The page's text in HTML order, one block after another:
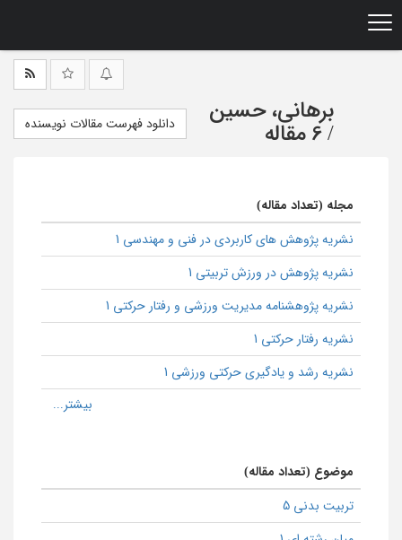
برهانی، حسین
/ 6 مقاله دانلود فهرست مقالات نویسنده
مجله (تعداد مقاله)
نشریه پژوهش های کاربردی در فنی و مهندسی 1
نشریه پژوهش در ورزش تربیتی 1
نشریه پژوهشنامه مدیریت ورزشی و رفتار حرکتی 1
نشریه رفتار حرکتی 1
نشریه رشد و یادگیری حرکتی ورزشی 1
موضوع (تعداد مقاله)
تربیت بدنی 5